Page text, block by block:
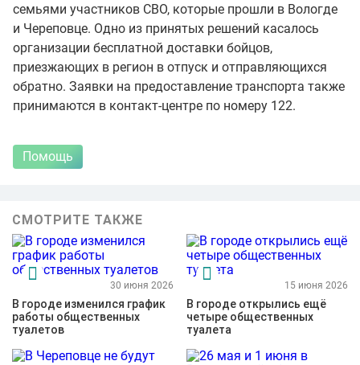
семьями участников СВО, которые прошли в Вологде
и Череповце. Одно из принятых решений касалось
организации бесплатной доставки бойцов,
приезжающих в регион в отпуск и отправляющихся
обратно. Заявки на предоставление транспорта также
принимаются в контакт-центре по номеру 122.
Помощь
СМОТРИТЕ ТАКЖЕ
30 июня 2026
В городе изменился график
работы общественных
туалетов
15 июня 2026
В городе открылись ещё
четыре общественных
туалета